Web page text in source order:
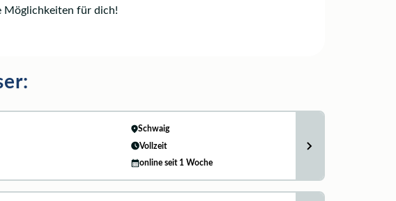
Möglichkeiten für dich!
Schwaig
Vollzeit
online seit 1 Woche